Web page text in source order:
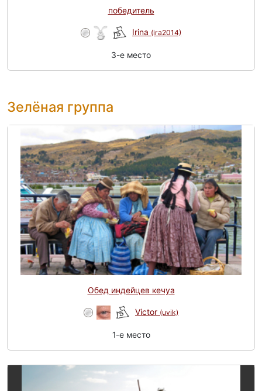
победитель
Irina (ira2014)
3-e место
Зелёная группа
Обед индейцев кечуа
Victor (uvik)
1-e место